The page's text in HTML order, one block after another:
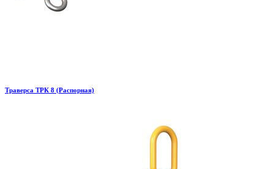
Траверса ТРК 8 (Распорная)